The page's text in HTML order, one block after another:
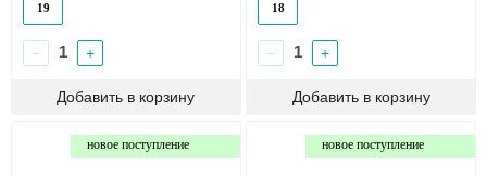
19
− +
18
− +
новое поступление новое поступление